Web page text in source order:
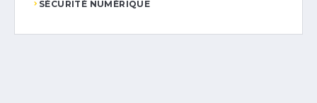
SÉCURITÉ NUMÉRIQUE